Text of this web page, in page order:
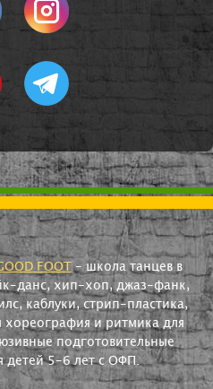
FOOT - школа танцев в
данс, хип-хоп, джаз-фанк,
каблуки, стрип-пластика,
хореография и ритмика для
подготовительные
детей 5-6 лет с ОФП.